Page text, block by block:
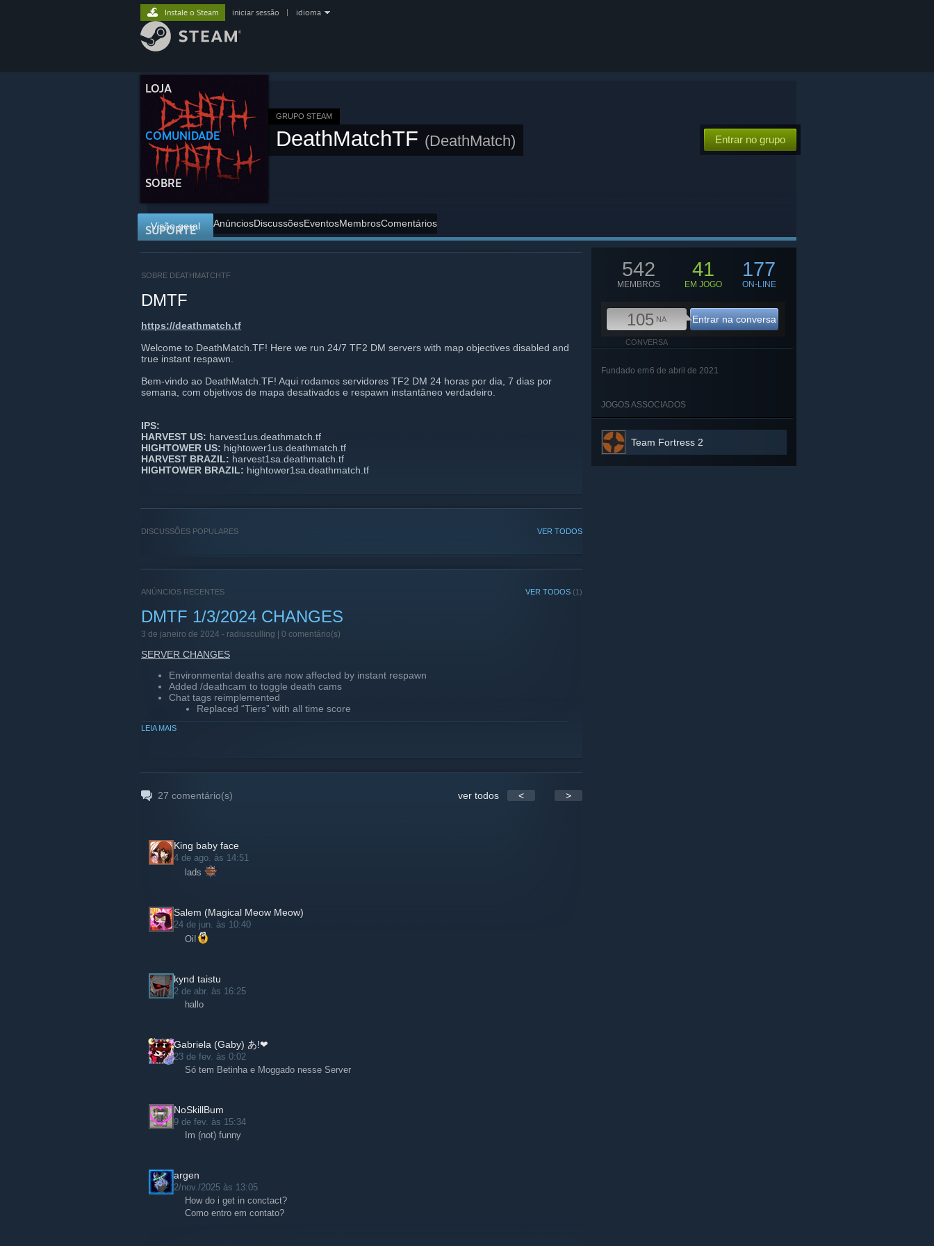
LOJA
COMUNIDADE
SOBRE
SUPORTE
Instale o Steam iniciar sessão idioma
GRUPO STEAM
DeathMatchTF (DeathMatch) Entrar no grupo
Visão geral AnúnciosDiscussõesEventosMembrosComentários
SOBRE DEATHMATCHTF
DMTF
https://deathmatch.tf
Welcome to DeathMatch.TF! Here we run 24/7 TF2 DM servers with map objectives disabled and
true instant respawn.
Bem-vindo ao DeathMatch.TF! Aqui rodamos servidores TF2 DM 24 horas por dia, 7 dias por
semana, com objetivos de mapa desativados e respawn instantâneo verdadeiro.
IPS:
HARVEST US: harvest1us.deathmatch.tf
HIGHTOWER US: hightower1us.deathmatch.tf
HARVEST BRAZIL: harvest1sa.deathmatch.tf
HIGHTOWER BRAZIL: hightower1sa.deathmatch.tf
VER TODOS
DISCUSSÕES POPULARES
VER TODOS (1)
ANÚNCIOS RECENTES
DMTF 1/3/2024 CHANGES
3 de janeiro de 2024 - radiusculling | 0 comentário(s)
SERVER CHANGES
Environmental deaths are now affected by instant respawn
Added /deathcam to toggle death cams
Chat tags reimplemented
Replaced “Tiers” with all time score
Updated leaderboard
Daily leaderboard
LEIA MAIS
27 comentário(s) ver todos < >
King baby face
4 de ago. às 14:51
lads
Salem (Magical Meow Meow)
24 de jun. às 10:40
Oi!
kynd taistu
2 de abr. às 16:25
hallo
Gabriela (Gaby) あ!❤
23 de fev. às 0:02
Só tem Betinha e Moggado nesse Server
NoSkillBum
9 de fev. às 15:34
Im (not) funny
argen
2/nov./2025 às 13:05
How do i get in conctact?
Como entro em contato?
542
MEMBROS
41
EM JOGO
177
ON-LINE
105 NA
CONVERSA
Entrar na conversa
Fundado em6 de abril de 2021
JOGOS ASSOCIADOS
Team Fortress 2